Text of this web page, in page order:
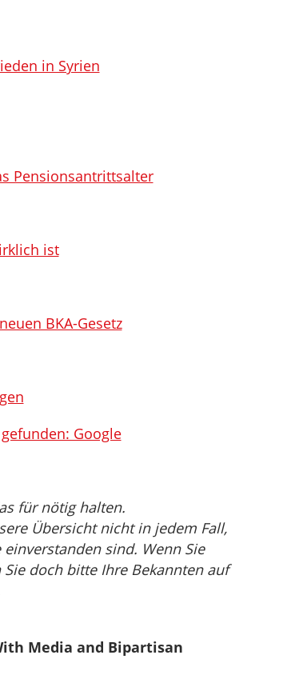
in Syrien
Pensionsantrittsalter
ist
BKA-Gesetz
Google
für nötig halten.
Übersicht nicht in jedem Fall,
sind. Wenn Sie
doch bitte Ihre Bekannten auf
Media and Bipartisan